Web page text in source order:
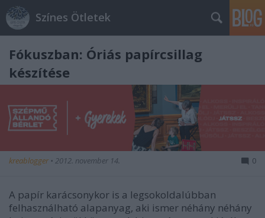
Színes Ötletek
Fókuszban: Óriás papírcsillag
készítése
kreablogger • 2012. november 14. 0
A papír karácsonykor is a legsokoldalúbban
felhasználható alapanyag, aki ismer néhány néhány